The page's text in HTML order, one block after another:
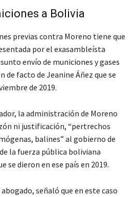
a Bolivia
previas contra Moreno tiene que
por el exasambleísta
envío de municiones y gases
facto de Jeanine Áñez que se
de 2019.
la administración de Moreno
ni justificación, “pertrechos
balines” al gobierno de
la fuerza pública boliviana
se dieron en ese país en 2019.
señaló que en este caso